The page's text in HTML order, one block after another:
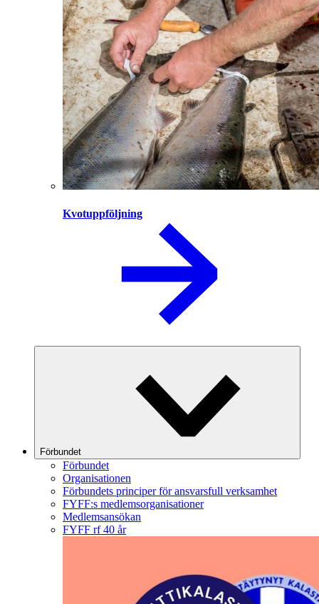
Kvotuppföljning
Förbundet
Förbundet
Organisationen
Förbundets principer för ansvarsfull verksamhet
FYFF:s medlemsorganisationer
Medlemsansökan
FYFF rf 40 år